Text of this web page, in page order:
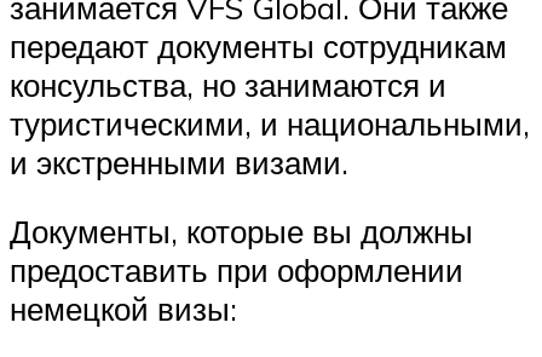
передают документы сотрудникам
консульства, но занимаются и
туристическими, и национальными,
и экстренными визами.
Документы, которые вы должны
предоставить при оформлении
немецкой визы: